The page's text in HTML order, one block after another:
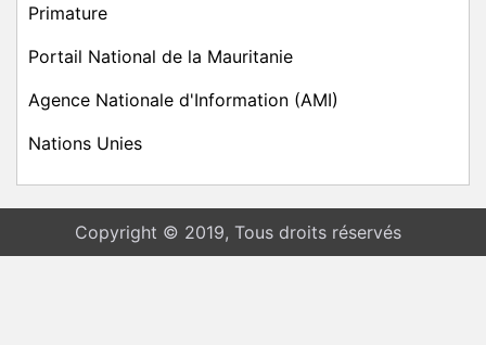
Primature
Portail National de la Mauritanie
Agence Nationale d'Information (AMI)
Nations Unies
Copyright © 2019, Tous droits réservés